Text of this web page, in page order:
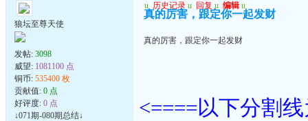
狼坛至尊天使
发帖: 3098
威望: 1081100 点
铜币: 535400 枚
贡献值: 0 点
好评度: 0 点
↓071期-080期总结↓
u 历史记录 u 回复 u 编辑 u
真的厉害，跟定你一起发财
真的厉害，跟定你一起发财
<====以下分割